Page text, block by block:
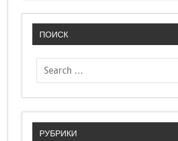
ПОИСК
РУБРИКИ